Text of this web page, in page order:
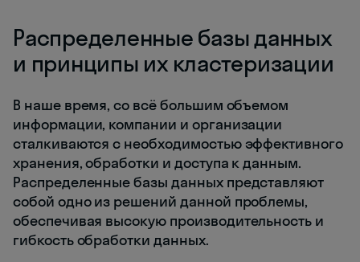
Распределенные базы данных
и принципы их кластеризации
В наше время, со всё большим объемом
информации, компании и организации
сталкиваются с необходимостью эффективного
хранения, обработки и доступа к данным.
Распределенные базы данных представляют
собой одно из решений данной проблемы,
обеспечивая высокую производительность и
гибкость обработки данных.